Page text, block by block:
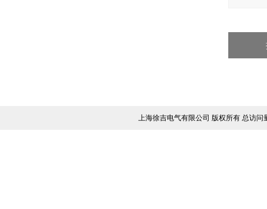
上海徐吉电气有限公司 版权所有 总访问